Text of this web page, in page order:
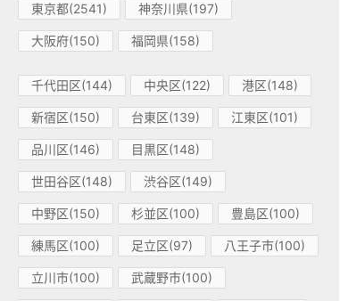
東京都(2541) 神奈川県(197)
大阪府(150) 福岡県(158)
千代田区(144) 中央区(122) 港区(148)
新宿区(150) 台東区(139) 江東区(101)
品川区(146) 目黒区(148)
世田谷区(148) 渋谷区(149)
中野区(150) 杉並区(100) 豊島区(100)
練馬区(100) 足立区(97) 八王子市(100)
立川市(100) 武蔵野市(100)